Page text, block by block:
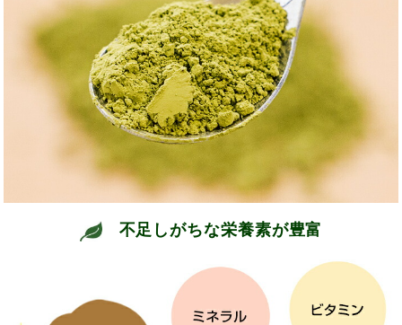
不足しがちな栄養素が豊富